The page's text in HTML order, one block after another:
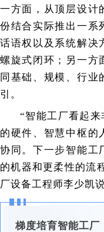
一方面，从顶层设计
份结合实际推出一系
话语权以及系统解决
螺旋式闭环；另一方
同基础、规模、行业
引。
“智能工厂看起
的硬件、智慧中枢的
协同。下一步智能工
的机器和更柔性的流
厂设备工程师李少凯说
梯度培育智能工厂